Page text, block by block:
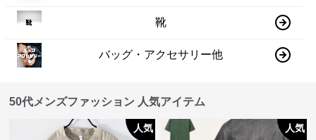
靴
バッグ・アクセサリー他
50代メンズファッション 人気アイテム
人気 人気